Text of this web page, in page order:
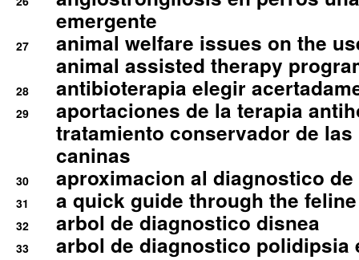
emergente
27
animal welfare issues on the
animal assisted therapy
28 antibioterapia elegir
29
aportaciones de la terapia
tratamiento conservador de
caninas
30 aproximacion al diagnostico
31 a quick guide through the
32 arbol de diagnostico disnea
33
arbol de diagnostico polidipsia